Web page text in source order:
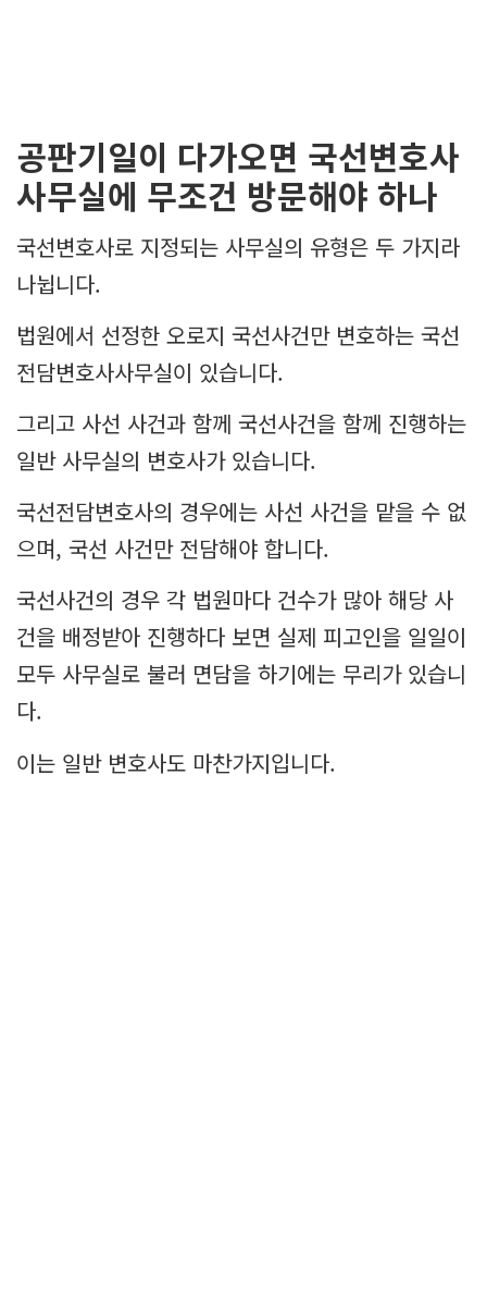
공판기일이 다가오면 국선변호사
사무실에 무조건 방문해야 하나
국선변호사로 지정되는 사무실의 유형은 두 가지라
나뉩니다.
법원에서 선정한 오로지 국선사건만 변호하는 국선
전담변호사사무실이 있습니다.
그리고 사선 사건과 함께 국선사건을 함께 진행하는
일반 사무실의 변호사가 있습니다.
국선전담변호사의 경우에는 사선 사건을 맡을 수 없
으며, 국선 사건만 전담해야 합니다.
국선사건의 경우 각 법원마다 건수가 많아 해당 사
건을 배정받아 진행하다 보면 실제 피고인을 일일이
모두 사무실로 불러 면담을 하기에는 무리가 있습니
다.
이는 일반 변호사도 마찬가지입니다.